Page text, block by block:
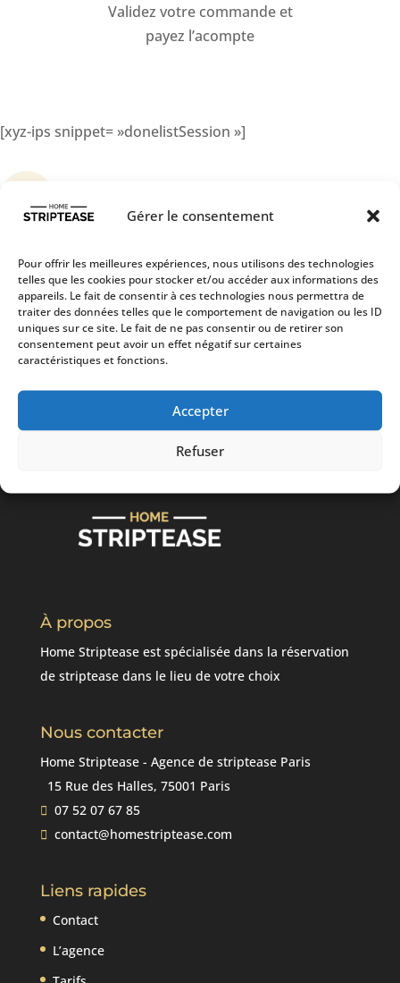
Gérer le consentement
Pour offrir les meilleures expériences, nous utilisons des technologies
telles que les cookies pour stocker et/ou accéder aux informations des
appareils. Le fait de consentir à ces technologies nous permettra de
traiter des données telles que le comportement de navigation ou les ID
uniques sur ce site. Le fait de ne pas consentir ou de retirer son
consentement peut avoir un effet négatif sur certaines
caractéristiques et fonctions.
Accepter
Refuser
Validez votre commande et
payez l’acompte
[xyz-ips snippet= »donelistSession »]
quantité
Ajouter au panier
Profitez d’un show sexy et
glamour dans une
ambiance sensuelle.
À propos
Home Striptease est spécialisée dans la réservation
de striptease dans le lieu de votre choix
Nous contacter
Home Striptease - Agence de striptease Paris
15 Rue des Halles, 75001 Paris
07 52 07 67 85
contact@homestriptease.com
Liens rapides
Contact
L’agence